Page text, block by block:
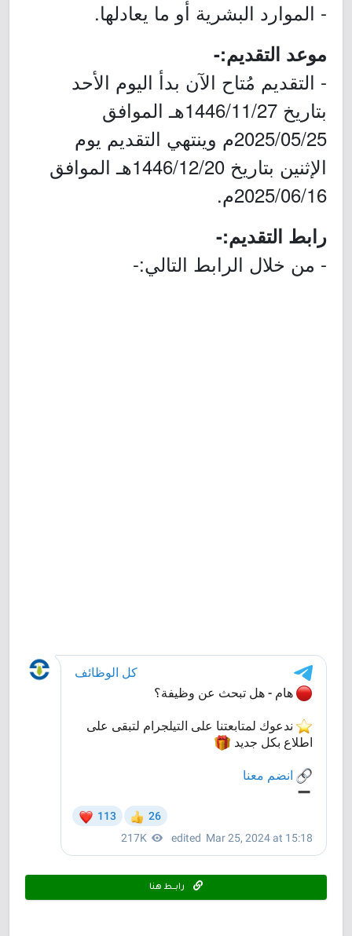
- الموارد البشرية أو ما يعادلها.
موعد التقديم:-
- التقديم مُتاح الآن بدأ اليوم الأحد
بتاريخ 1446/11/27هـ الموافق
2025/05/25م وينتهي التقديم يوم
الإثنين بتاريخ 1446/12/20هـ الموافق
2025/06/16م.
رابط التقديم:-
- من خلال الرابط التالي:-
رابـــط هنا